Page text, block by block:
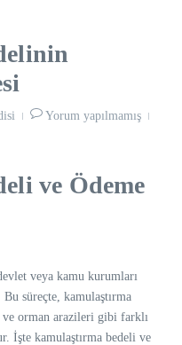
Yorum yapılmamış
ve Ödeme
veya kamu kurumları
süreçte, kamulaştırma
orman arazileri gibi farklı
İşte kamulaştırma bedeli ve